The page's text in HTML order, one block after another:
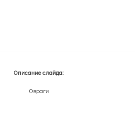
Описание слайда:
Овраги